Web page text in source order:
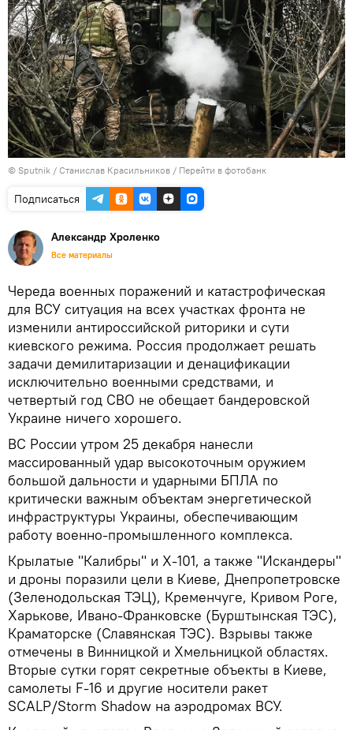
© Sputnik / Станислав Красильников / Перейти в фотобанк
Подписаться
Александр Хроленко
Все материалы
Череда военных поражений и катастрофическая
для ВСУ ситуация на всех участках фронта не
изменили антироссийской риторики и сути
киевского режима. Россия продолжает решать
задачи демилитаризации и денацификации
исключительно военными средствами, и
четвертый год СВО не обещает бандеровской
Украине ничего хорошего.
ВС России утром 25 декабря нанесли
массированный удар высокоточным оружием
большой дальности и ударными БПЛА по
критически важным объектам энергетической
инфраструктуры Украины, обеспечивающим
работу военно-промышленного комплекса.
Крылатые "Калибры" и Х-101, а также "Искандеры"
и дроны поразили цели в Киеве, Днепропетровске
(Зеленодольская ТЭЦ), Кременчуге, Кривом Роге,
Харькове, Ивано-Франковске (Бурштынская ТЭС),
Краматорске (Славянская ТЭС). Взрывы также
отмечены в Винницкой и Хмельницкой областях.
Вторые сутки горят секретные объекты в Киеве,
самолеты F-16 и другие носители ракет
SCALP/Storm Shadow на аэродромах ВСУ.